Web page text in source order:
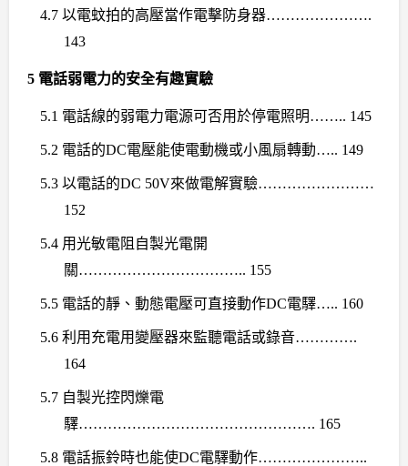
4.7 以電蚊拍的高壓當作電擊防身器………………….
143
5 電話弱電力的安全有趣實驗
5.1 電話線的弱電力電源可否用於停電照明…….. 145
5.2 電話的DC電壓能使電動機或小風扇轉動….. 149
5.3 以電話的DC 50V來做電解實驗……………………
152
5.4 用光敏電阻自製光電開
關…………………………….. 155
5.5 電話的靜、動態電壓可直接動作DC電驛….. 160
5.6 利用充電用變壓器來監聽電話或錄音………….
164
5.7 自製光控閃爍電
驛…………………………………………. 165
5.8 電話振鈴時也能使DC電驛動作…………………..